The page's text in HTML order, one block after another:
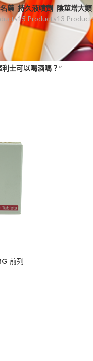
藥 持久液噴劑
15 Products
陰莖增大類
13
士可以喝酒嗎？”
前列